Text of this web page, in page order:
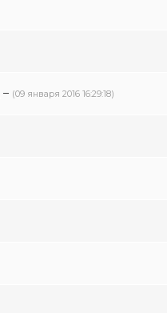
– (09 января 2016 16:29:18)